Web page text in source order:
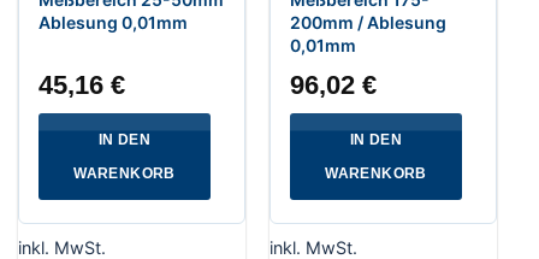
Ablesung 0,01mm
45,16€
IN DEN
WARENKORB
inkl. MwSt.
200mm / Ablesung
0,01mm
96,02€
IN DEN
WARENKORB
inkl. MwSt.